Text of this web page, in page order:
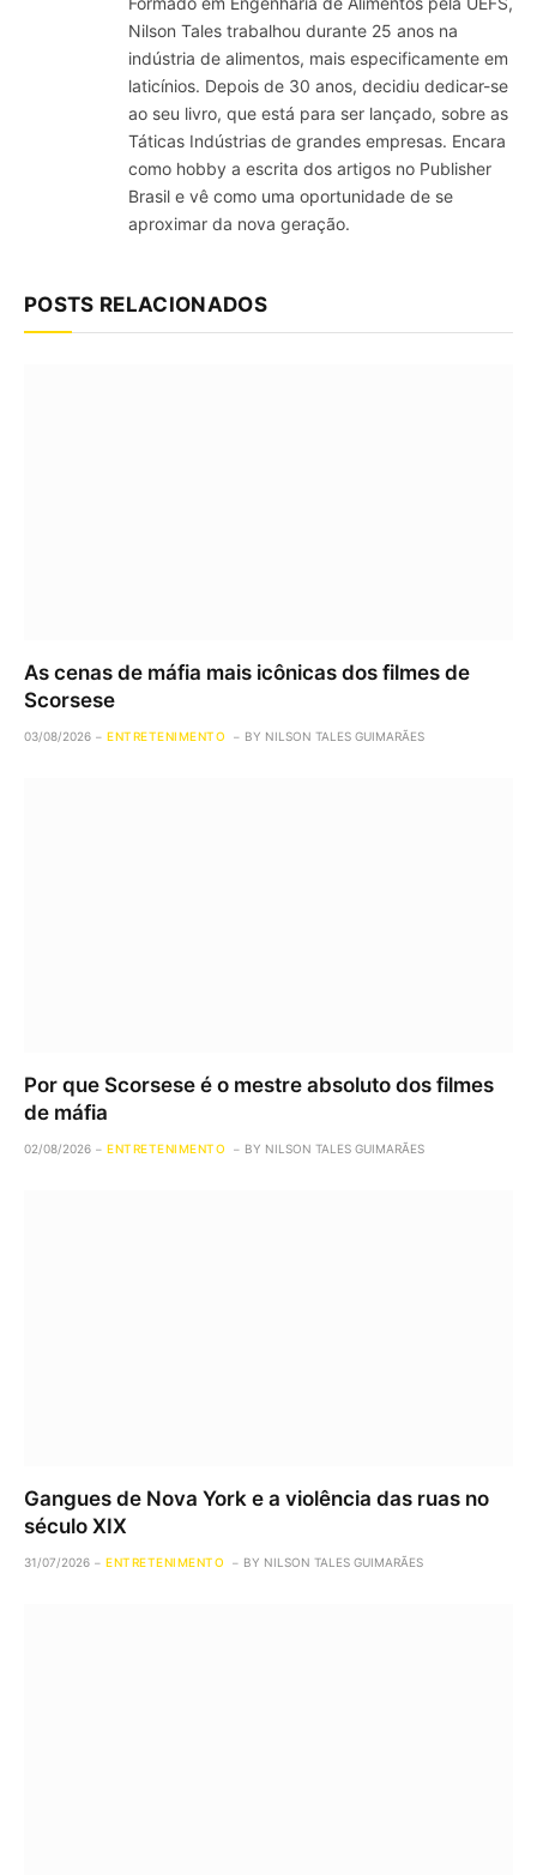
Nilson Tales trabalhou durante 25 anos na
indústria de alimentos, mais especificamente em
laticínios. Depois de 30 anos, decidiu dedicar-se
ao seu livro, que está para ser lançado, sobre as
Táticas Indústrias de grandes empresas. Encara
como hobby a escrita dos artigos no Publisher
Brasil e vê como uma oportunidade de se
aproximar da nova geração.
POSTS RELACIONADOS
As cenas de máfia mais icônicas dos filmes de
Scorsese
03/08/2026 ENTRETENIMENTO BY NILSON TALES GUIMARÃES
Por que Scorsese é o mestre absoluto dos filmes
de máfia
02/08/2026 ENTRETENIMENTO BY NILSON TALES GUIMARÃES
Gangues de Nova York e a violência das ruas no
século XIX
31/07/2026 ENTRETENIMENTO BY NILSON TALES GUIMARÃES